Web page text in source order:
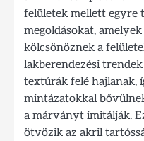
felületek mellett
megoldásokat,
kölcsönöznek a
lakberendezési
textúrák felé hajlanak,
mintázatokkal
a márványt imitálják.
ötvözik az akril